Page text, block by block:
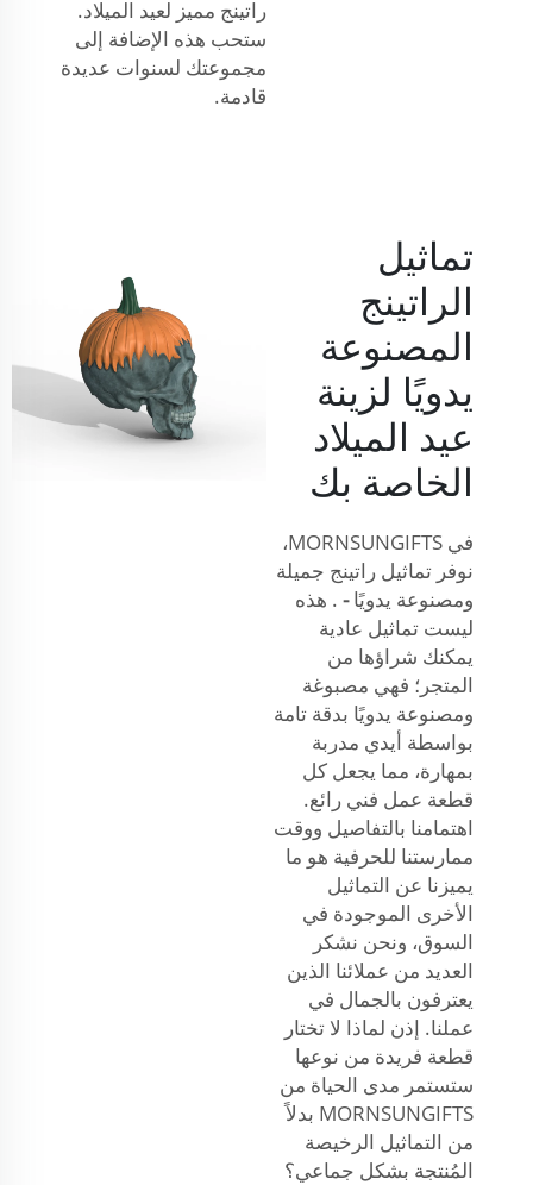
راتينج مميز لعيد الميلاد.
ستحب هذه الإضافة إلى
مجموعتك لسنوات عديدة
قادمة.
تماثيل
الراتينج
المصنوعة
يدويًا لزينة
عيد الميلاد
الخاصة بك
في MORNSUNGIFTS،
نوفر تماثيل راتينج جميلة
ومصنوعة يدويًا- . هذه
ليست تماثيل عادية
يمكنك شراؤها من
المتجر؛ فهي مصبوغة
ومصنوعة يدويًا بدقة تامة
بواسطة أيدي مدربة
بمهارة، مما يجعل كل
قطعة عمل فني رائع.
اهتمامنا بالتفاصيل ووقت
ممارستنا للحرفية هو ما
يميزنا عن التماثيل
الأخرى الموجودة في
السوق، ونحن نشكر
العديد من عملائنا الذين
يعترفون بالجمال في
عملنا. إذن لماذا لا تختار
قطعة فريدة من نوعها
ستستمر مدى الحياة من
MORNSUNGIFTS بدلاً
من التماثيل الرخيصة
المُنتجة بشكل جماعي؟